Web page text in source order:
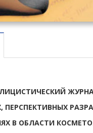
ПЕРСПЕКТИВНЫХ
В ОБЛАСТИ